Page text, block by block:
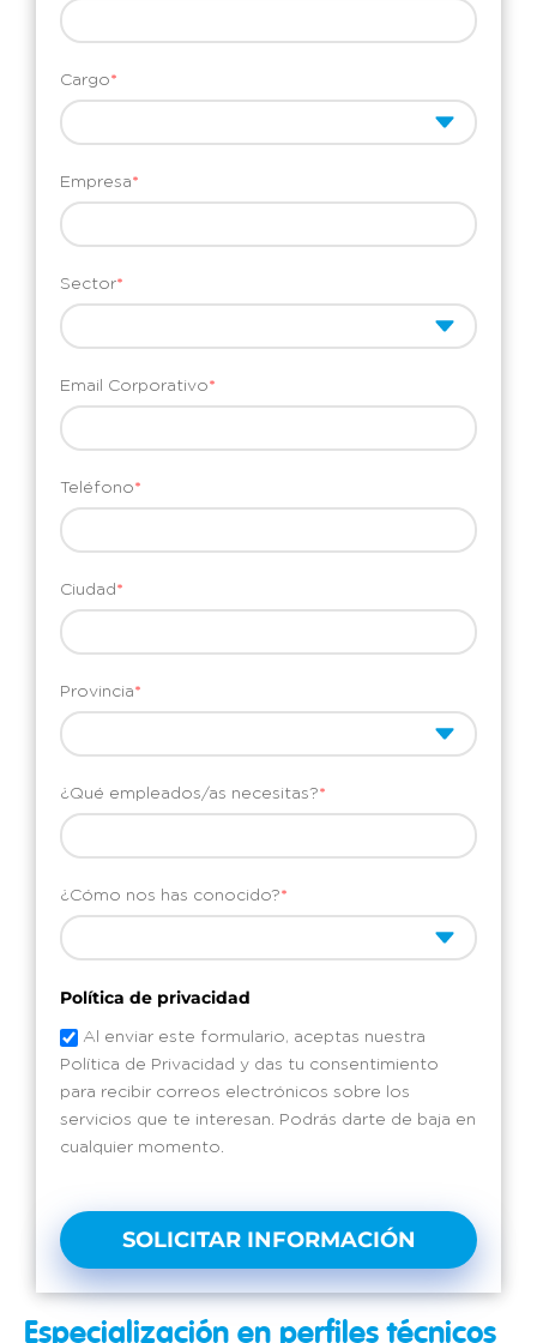
Cargo*
Empresa*
Sector*
Email Corporativo*
Teléfono*
Ciudad*
Provincia*
¿Qué empleados/as necesitas?*
¿Cómo nos has conocido?*
Política de privacidad
Al enviar este formulario, aceptas nuestra
Política de Privacidad y das tu consentimiento
para recibir correos electrónicos sobre los
servicios que te interesan. Podrás darte de baja en
cualquier momento.
SOLICITAR INFORMACIÓN
Especialización en perfiles técnicos